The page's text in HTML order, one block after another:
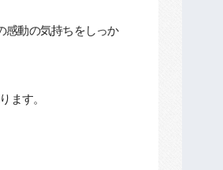
感動の気持ちをしっか
ます。